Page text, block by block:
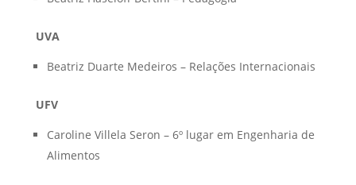
UVA
Beatriz Duarte Medeiros – Relações Internacionais
UFV
Caroline Villela Seron – 6º lugar em Engenharia de
Alimentos